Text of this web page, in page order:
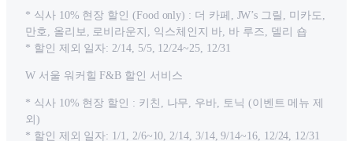
* 식사 10% 현장 할인 (Food only) : 더 카페, JW’s 그릴, 미카도,
만호, 올리보, 로비라운지, 익스체인지 바, 바 루즈, 델리 숍
* 할인 제외 일자: 2/14, 5/5, 12/24~25, 12/31
W 서울 워커힐 F&B 할인 서비스
* 식사 10% 현장 할인 : 키친, 나무, 우바, 토닉 (이벤트 메뉴 제
외)
* 할인 제외 일자: 1/1, 2/6~10, 2/14, 3/14, 9/14~16, 12/24, 12/31